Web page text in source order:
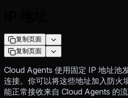
复制页面
复制页面
Cloud Agents 使用固定 IP 地址池
连接。你可以将这些地址加入防火
能正常接收来自 Cloud Agents 的流